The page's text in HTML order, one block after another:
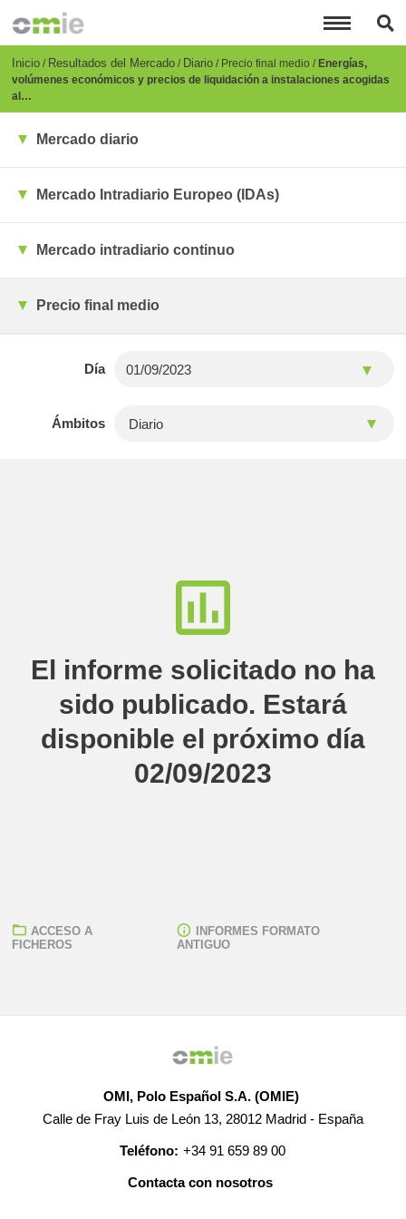
principal
Breadcrumb
Inicio Resultados del Mercado Diario Precio final medio Energías,
volúmenes económicos y precios de liquidación a instalaciones acogidas
al…
Mercado diario
Mercado Intradiario Europeo (IDAs)
Mercado intradiario continuo
Precio final medio
Día
Ámbitos
El informe solicitado no ha
sido publicado. Estará
disponible el próximo día
02/09/2023
ACCESO A
FICHEROS
INFORMES FORMATO
ANTIGUO
OMI, Polo Español S.A. (OMIE)
Calle de Fray Luis de León 13, 28012 Madrid - España
Teléfono: +34 91 659 89 00
Contacta con nosotros